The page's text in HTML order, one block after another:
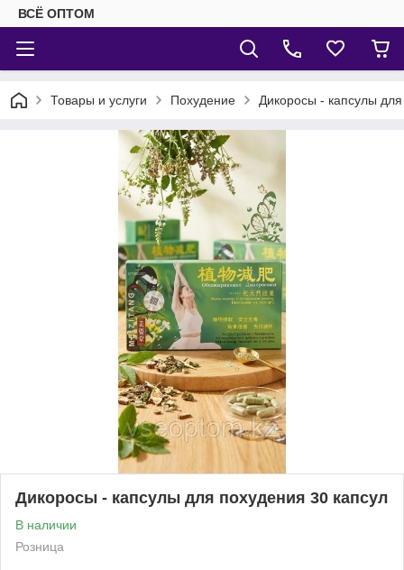
ВСЁ ОПТОМ
Товары и услуги Похудение Дикоросы - капсулы
Дикоросы - капсулы для похудения 30 капсул
В наличии
Розница